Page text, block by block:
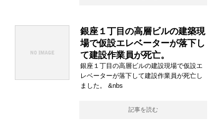
銀座１丁目の高層ビルの建築現
場で仮設エレベーターが落下し
て建設作業員が死亡。
銀座１丁目の高層ビルの建設現場で仮設エ
レベーターが落下して建設作業員が死亡し
ました。 &nbs
記事を読む